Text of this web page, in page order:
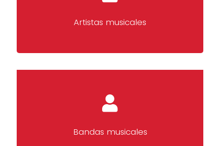
Artistas musicales
Bandas musicales